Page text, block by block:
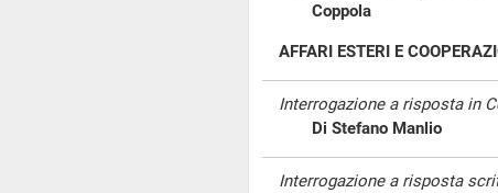
Coppola
AFFARI ESTERI E
Interrogazione a risposta in
Di Stefano Manlio
Interrogazione a risposta